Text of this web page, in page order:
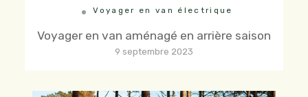
Voyager en van électrique
Voyager en van aménagé en arrière saison
9 septembre 2023